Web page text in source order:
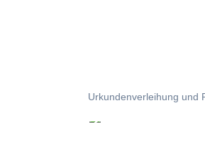
Urkundenverleihung und